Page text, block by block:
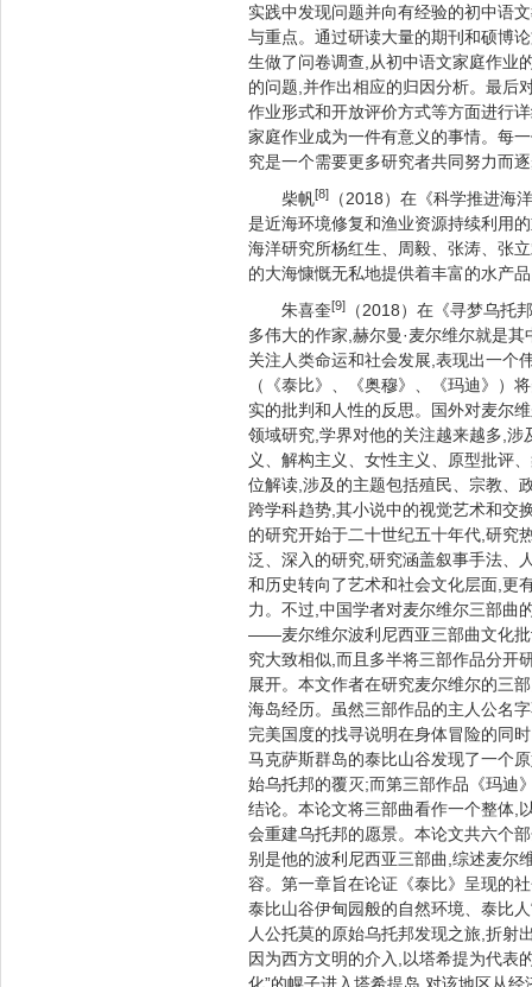
实践中发现问题并向有经验的初中语
与重点。通过研读大量的期刊和硕博
生做了问卷调查,从初中语文家庭作业
的问题,并作出相应的归因分析。最后
作业形式和开放评价方式等方面进行
家庭作业成为一件有意义的事情。每
究是一个需要更多研究者共同努力而
柴帆[8]
（2018）在《科学推进海
是近海环境修复和渔业资源持续利用
海洋研究所杨红生、周毅、张涛、张
的大海慷慨无私地提供着丰富的水产
朱喜奎[9]
（2018）在《寻梦乌托
多伟大的作家,赫尔曼·麦尔维尔就是
关注人类命运和社会发展,表现出一个
（《泰比》、《奥穆》、《玛迪》）
实的批判和人性的反思。国外对麦尔
领域研究,学界对他的关注越来越多,
义、解构主义、女性主义、原型批评
位解读,涉及的主题包括殖民、宗教、
跨学科趋势,其小说中的视觉艺术和交
的研究开始于二十世纪五十年代,研究
泛、深入的研究,研究涵盖叙事手法、
和历史转向了艺术和社会文化层面,更
力。不过,中国学者对麦尔维尔三部曲
——麦尔维尔波利尼西亚三部曲文化批
究大致相似,而且多半将三部作品分开
展开。本文作者在研究麦尔维尔的三
海岛经历。虽然三部作品的主人公名
完美国度的找寻说明在身体冒险的同
马克萨斯群岛的泰比山谷发现了一个
始乌托邦的覆灭;而第三部作品《玛迪
结论。本论文将三部曲看作一个整体,
会重建乌托邦的愿景。本论文共六个
别是他的波利尼西亚三部曲,综述麦尔
容。第一章旨在论证《泰比》呈现的
泰比山谷伊甸园般的自然环境、泰比
人公托莫的原始乌托邦发现之旅,折射
因为西方文明的介入,以塔希提为代表